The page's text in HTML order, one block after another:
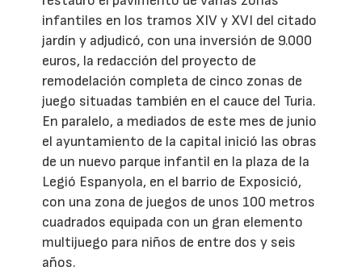
infantiles en los tramos XIV y XVI del citado
jardín y adjudicó, con una inversión de 9.000
euros, la redacción del proyecto de
remodelación completa de cinco zonas de
juego situadas también en el cauce del Turia.
En paralelo, a mediados de este mes de junio
el ayuntamiento de la capital inició las obras
de un nuevo parque infantil en la plaza de la
Legió Espanyola, en el barrio de Exposició,
con una zona de juegos de unos 100 metros
cuadrados equipada con un gran elemento
multijuego para niños de entre dos y seis
años.